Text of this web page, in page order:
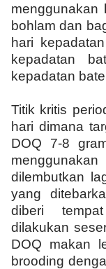
bohlam dan
hari
kepadatan
kepadatan
Titik kritis
hari dimana
DOQ 7-8
dilembutkan
yang
diberi
dilakukan
DOQ makan
brooding